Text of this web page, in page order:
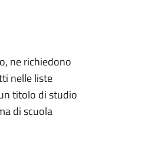
ne richiedono
nelle liste
titolo di studio
di scuola